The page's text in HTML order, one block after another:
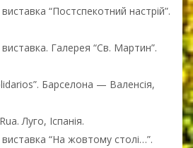
“Постспекотний настрій”.
Галерея “Св. Мартин”.
Барселона — Валенсія,
Луго, Іспанія.
“На жовтому столі…”.